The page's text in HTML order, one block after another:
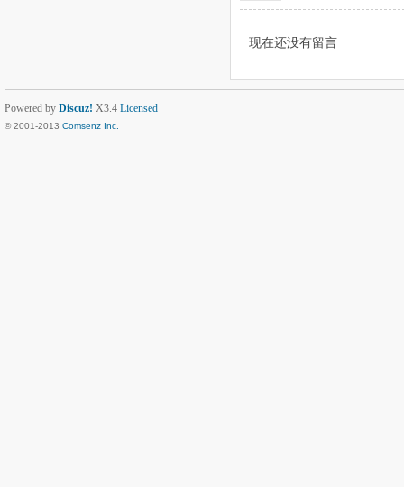
现在还没有留言
Powered by Discuz! X3.4 Licensed
© 2001-2013 Comsenz Inc.